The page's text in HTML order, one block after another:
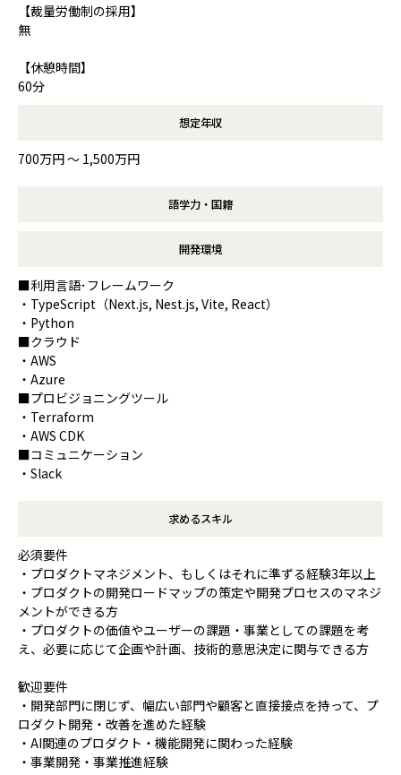
【裁量労働制の採用】
無
【休憩時間】
60分
想定年収
700万円 〜 1,500万円
語学力・国籍
開発環境
■利用言語･フレームワーク
・TypeScript（Next.js, Nest.js, Vite, React）
・Python
■クラウド
・AWS
・Azure
■プロビジョニングツール
・Terraform
・AWS CDK
■コミュニケーション
・Slack
求めるスキル
必須要件
・プロダクトマネジメント、もしくはそれに準ずる経験3年以上
・プロダクトの開発ロードマップの策定や開発プロセスのマネジ
メントができる方
・プロダクトの価値やユーザーの課題・事業としての課題を考
え、必要に応じて企画や計画、技術的意思決定に関与できる方
歓迎要件
・開発部門に閉じず、幅広い部門や顧客と直接接点を持って、プ
ロダクト開発・改善を進めた経験
・AI関連のプロダクト・機能開発に関わった経験
・事業開発・事業推進経験